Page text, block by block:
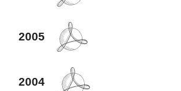
2005
2004